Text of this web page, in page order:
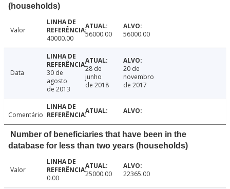
(households)
Valor
40000.00
56000.00 56000.00
Data
30 de
agosto
de 2013
28 de
junho
de 2018
20 de
novembro
de 2017
Comentário
Number of beneficiaries that have been in the
database for less than two years (households)
Valor
0.00
25000.00 22365.00